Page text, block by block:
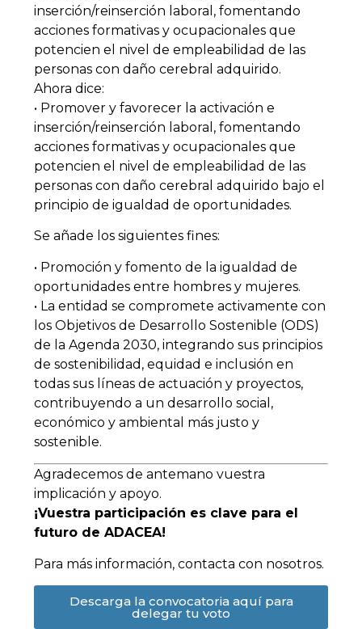
inserción/reinserción laboral, fomentando
acciones formativas y ocupacionales que
potencien el nivel de empleabilidad de las
personas con daño cerebral adquirido.
Ahora dice:
• Promover y favorecer la activación e
inserción/reinserción laboral, fomentando
acciones formativas y ocupacionales que
potencien el nivel de empleabilidad de las
personas con daño cerebral adquirido bajo el
principio de igualdad de oportunidades.
Se añade los siguientes fines:
• Promoción y fomento de la igualdad de
oportunidades entre hombres y mujeres.
• La entidad se compromete activamente con
los Objetivos de Desarrollo Sostenible (ODS)
de la Agenda 2030, integrando sus principios
de sostenibilidad, equidad e inclusión en
todas sus líneas de actuación y proyectos,
contribuyendo a un desarrollo social,
económico y ambiental más justo y
sostenible.
Agradecemos de antemano vuestra
implicación y apoyo.
¡Vuestra participación es clave para el
futuro de ADACEA!
Para más información, contacta con nosotros.
Descarga la convocatoria aquí para
delegar tu voto